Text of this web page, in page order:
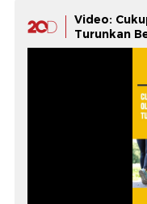
Video:
Turunkan